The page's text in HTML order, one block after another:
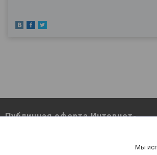
Публичная оферта Интернет-
Мы